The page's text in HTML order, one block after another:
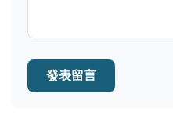
發表留言